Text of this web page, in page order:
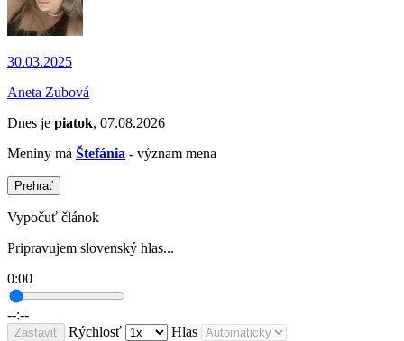
30.03.2025
Aneta Zubová
Dnes je piatok, 07.08.2026
Meniny má Štefánia - význam mena
Prehrať
Vypočuť článok
Pripravujem slovenský hlas...
0:00
--:--
Zastaviť Rýchlosť Hlas